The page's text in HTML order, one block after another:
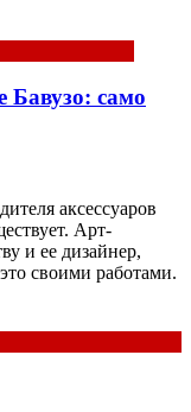
Бавузо: само
аксессуаров
Арт-
и ее дизайнер,
своими работами.